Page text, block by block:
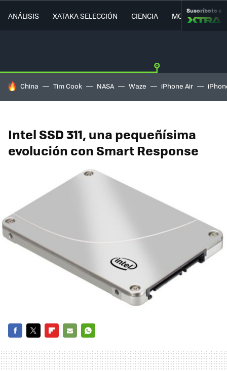
ANÁLISIS XATAKA SELECCIÓN CIENCIA MOVILIDAD
Suscríbete a
HOY SE HABLA DE
China Tim Cook NASA Waze iPhone Air
Intel SSD 311, una pequeñísima
evolución con Smart Response
MAIL